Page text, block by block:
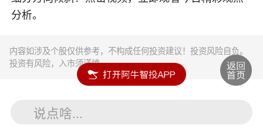
分析。
内容如涉及个股仅供参考，不构成任何投资建议！投资风险自负。
投资有风险，入市须谨慎。
说点啥...